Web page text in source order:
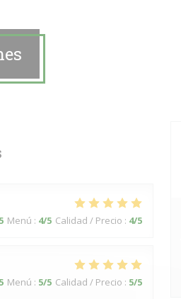
Menú : 4/5 Calidad / Precio : 4/5
Menú : 5/5 Calidad / Precio : 5/5